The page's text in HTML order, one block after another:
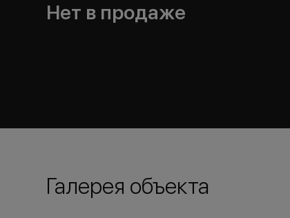
Нет в продаже
Галерея объекта